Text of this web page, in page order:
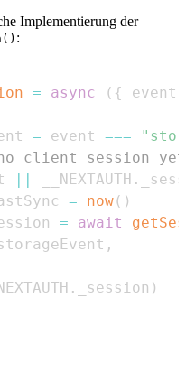
Implementierung der
:
= async ( {
event
= event ===
session yet,
|| __NEXTAUTH .
= now( )
= await
,
. _session )